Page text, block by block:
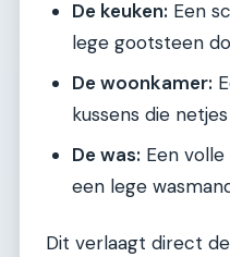
De keuken: Een
lege gootsteen
De woonkamer:
kussens die
De was: Een
een lege
Dit verlaagt direct